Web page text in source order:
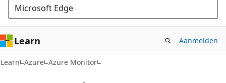
Microsoft Edge
Learn Aanmelden
Learn Azure Azure Monitor